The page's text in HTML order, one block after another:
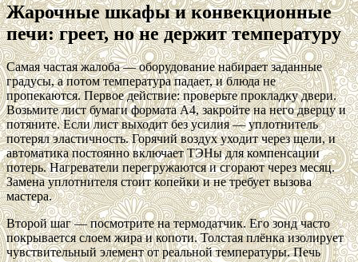
Жарочные шкафы и конвекционные
печи: греет, но не держит температуру
Самая частая жалоба — оборудование набирает заданные
градусы, а потом температура падает, и блюда не
пропекаются. Первое действие: проверьте прокладку двери.
Возьмите лист бумаги формата А4, закройте на него дверцу и
потяните. Если лист выходит без усилия — уплотнитель
потерял эластичность. Горячий воздух уходит через щели, и
автоматика постоянно включает ТЭНы для компенсации
потерь. Нагреватели перегружаются и сгорают через месяц.
Замена уплотнителя стоит копейки и не требует вызова
мастера.
Второй шаг — посмотрите на термодатчик. Его зонд часто
покрывается слоем жира и копоти. Толстая плёнка изолирует
чувствительный элемент от реальной температуры. Печь